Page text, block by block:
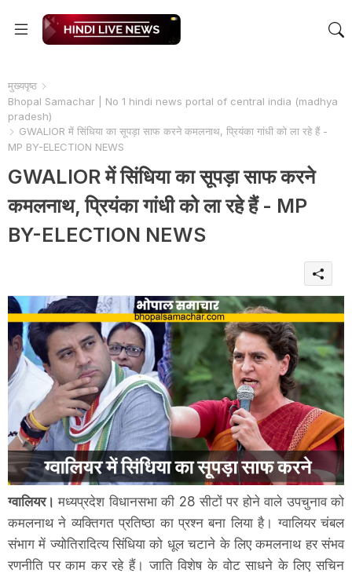
मुख्यपृष्ठ
Bhopal Samachar | No 1 hindi news portal of central india (madhya
pradesh)
GWALIOR में सिंधिया का सूपड़ा साफ करने कमलनाथ, प्रियंका गांधी को ला रहे हैं -
MP BY-ELECTION NEWS
GWALIOR में सिंधिया का सूपड़ा साफ करने
कमलनाथ, प्रियंका गांधी को ला रहे हैं - MP
BY-ELECTION NEWS
ग्वालियर। मध्यप्रदेश विधानसभा की 28 सीटों पर होने वाले उपचुनाव को
कमलनाथ ने व्यक्तिगत प्रतिष्ठा का प्रश्न बना लिया है। ग्वालियर चंबल
संभाग में ज्योतिरादित्य सिंधिया को धूल चटाने के लिए कमलनाथ हर संभव
रणनीति पर काम कर रहे हैं। जाति विशेष के वोट साधने के लिए सचिन